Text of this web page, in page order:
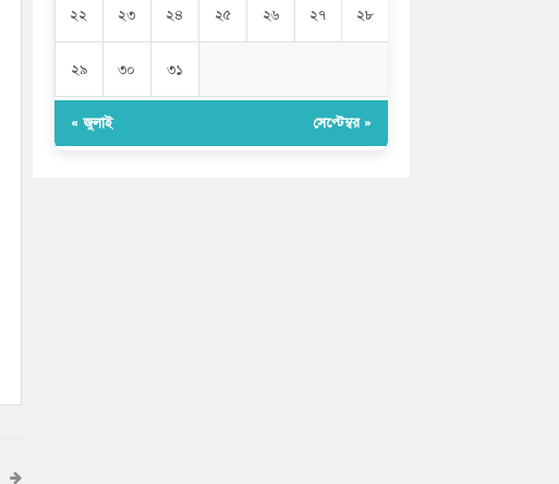
২২ ২৩ ২৪ ২৫ ২৬ ২৭ ২৮
২৯ ৩০ ৩১
« জুলাই সেপ্টেম্বর »